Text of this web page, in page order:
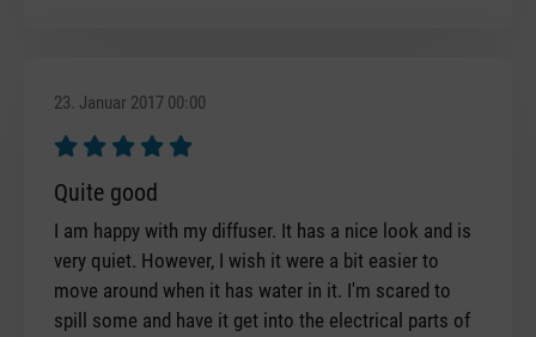
23. Januar 2017 00:00
Bewertung mit 5 von 5 Sternen
Quite good
I am happy with my diffuser. It has a nice look and is
very quiet. However, I wish it were a bit easier to
move around when it has water in it. I'm scared to
spill some and have it get into the electrical parts of